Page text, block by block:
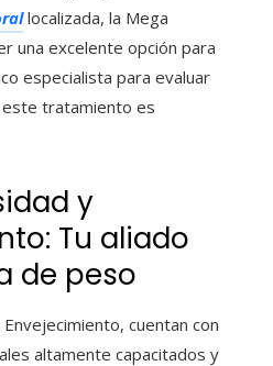
localizada, la Mega
una excelente opción para
especialista para evaluar
tratamiento es
y
Tu aliado
de peso
Envejecimiento, cuentan con
altamente capacitados y